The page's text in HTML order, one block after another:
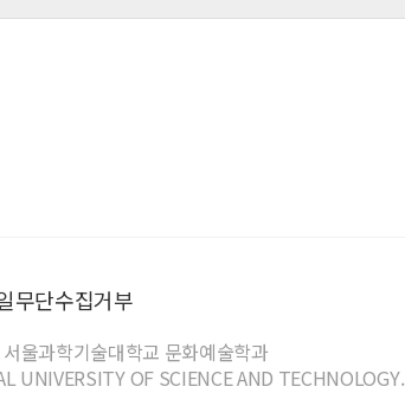
무단수집거부
울과학기술대학교 문화예술학과
UNIVERSITY OF SCIENCE AND TECHNOLOGY.